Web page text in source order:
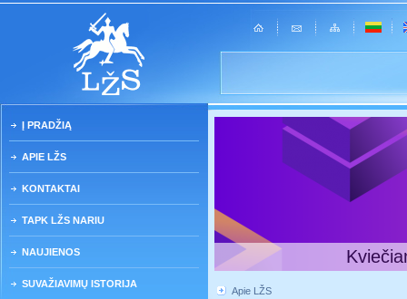
Į PRADŽIĄ
APIE LŽS
KONTAKTAI
TAPK LŽS NARIU
NAUJIENOS
SUVAŽIAVIMŲ ISTORIJA
Apie LŽS